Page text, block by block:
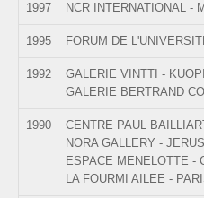
1997 NCR INTERNATIONAL -
1995 FORUM DE
1992
GALERIE VINTTI -
GALERIE BERTRAND
1990
CENTRE PAUL
NORA GALLERY -
ESPACE MENELOTTE -
LA FOURMI AILEE -